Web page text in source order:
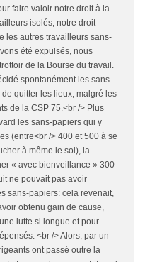
faire valoir notre droit à la
isolés, notre droit
les autres travailleurs sans-
été expulsés, nous
de la Bourse du travail.
spontanément les sans-
quitter les lieux, malgré les
de la CSP 75.<br /> Plus
les sans-papiers qui y
(entre<br /> 400 et 500 à se
à même le sol), la
« avec bienveillance » 300
ne pouvait pas avoir
sans-papiers: cela revenait,
obtenu gain de cause,
lutte si longue et pour
<br /> Alors, par un
ont passé outre la